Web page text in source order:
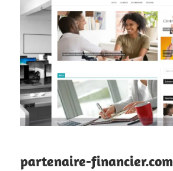
partenaire-financier.com